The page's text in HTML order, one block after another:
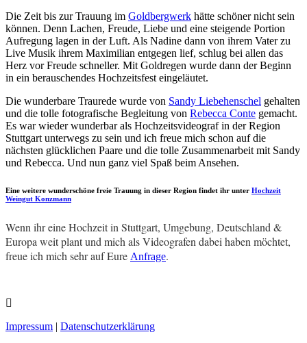
Die Zeit bis zur Trauung im Goldbergwerk hätte schöner nicht sein
können. Denn Lachen, Freude, Liebe und eine steigende Portion
Aufregung lagen in der Luft. Als Nadine dann von ihrem Vater zu
Live Musik ihrem Maximilian entgegen lief, schlug bei allen das
Herz vor Freude schneller. Mit Goldregen wurde dann der Beginn
in ein berauschendes Hochzeitsfest eingeläutet.
Die wunderbare Traurede wurde von Sandy Liebehenschel gehalten
und die tolle fotografische Begleitung von Rebecca Conte gemacht.
Es war wieder wunderbar als Hochzeitsvideograf in der Region
Stuttgart unterwegs zu sein und ich freue mich schon auf die
nächsten glücklichen Paare und die tolle Zusammenarbeit mit Sandy
und Rebecca. Und nun ganz viel Spaß beim Ansehen.
Eine weitere wunderschöne freie Trauung in dieser Region findet ihr unter Hochzeit
Weingut Konzmann
Wenn ihr eine Hochzeit in Stuttgart, Umgebung, Deutschland &
Europa weit plant und mich als Videografen dabei haben möchtet,
freue ich mich sehr auf Eure Anfrage.
Impressum | Datenschutzerklärung